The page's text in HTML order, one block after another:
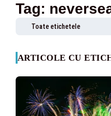
Tag:
Toate etichetele
ARTICOLE CU